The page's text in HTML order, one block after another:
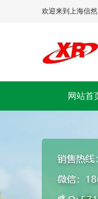
欢迎来到上海信
网站首